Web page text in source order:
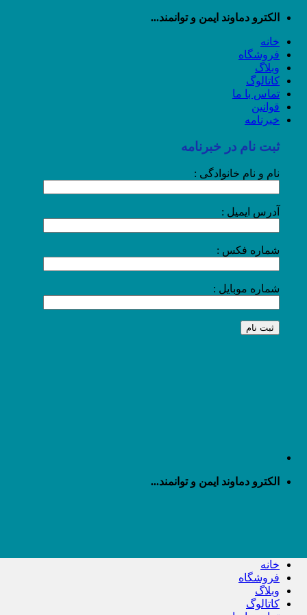
پرش
محتوا
الکترو دماوند ایمن و توانمند...
خانه
فروشگاه
وبلاگ
کاتالوگ
تماس با ما
قوانین
خبرنامه
ثبت نام در خبرنامه
نام و نام خانوادگی :
آدرس ایمیل :
شماره فکس :
شماره موبایل :
الکترو دماوند ایمن و توانمند...
خانه
فروشگاه
وبلاگ
کاتالوگ